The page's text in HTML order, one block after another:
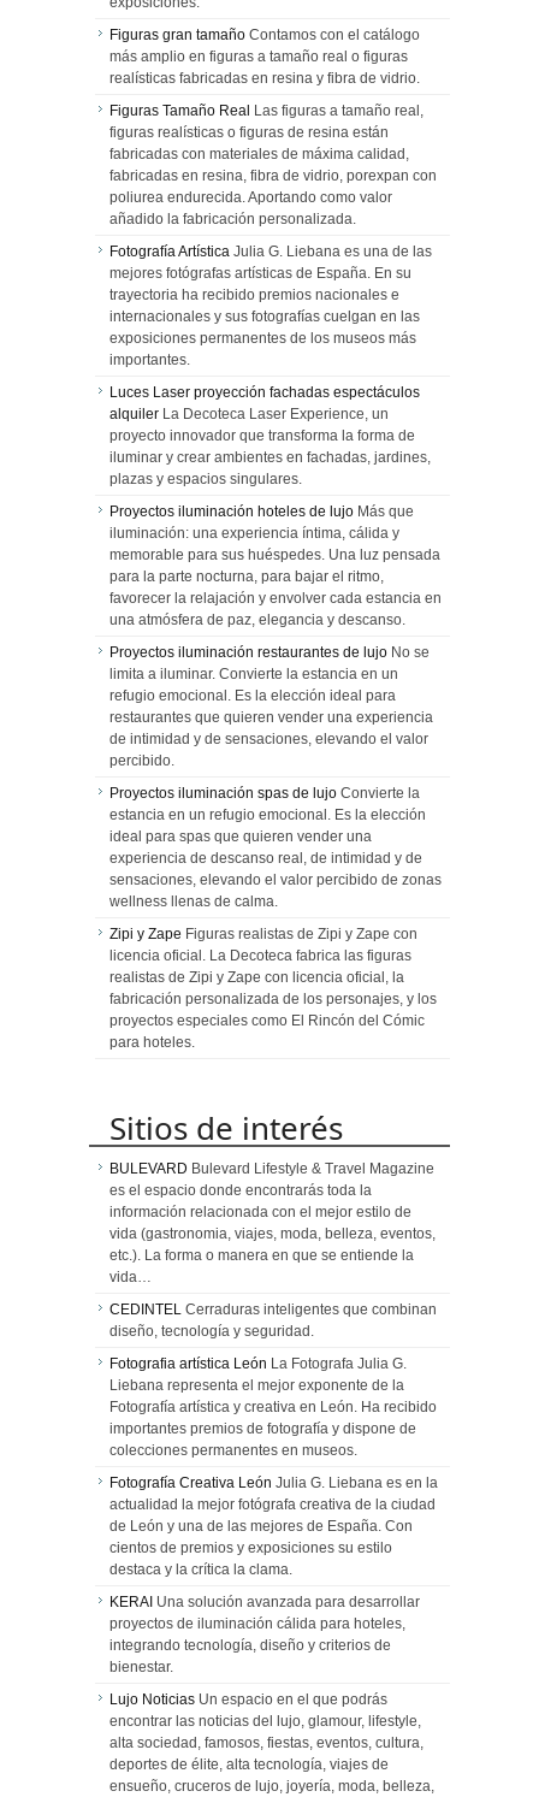
Figuras gran tamaño Contamos con el catálogo
más amplio en figuras a tamaño real o figuras
realísticas fabricadas en resina y fibra de vidrio.
Figuras Tamaño Real Las figuras a tamaño real,
figuras realísticas o figuras de resina están
fabricadas con materiales de máxima calidad,
fabricadas en resina, fibra de vidrio, porexpan con
poliurea endurecida. Aportando como valor
añadido la fabricación personalizada.
Fotografía Artística Julia G. Liebana es una de las
mejores fotógrafas artísticas de España. En su
trayectoria ha recibido premios nacionales e
internacionales y sus fotografías cuelgan en las
exposiciones permanentes de los museos más
importantes.
Luces Laser proyección fachadas espectáculos
alquiler La Decoteca Laser Experience, un
proyecto innovador que transforma la forma de
iluminar y crear ambientes en fachadas, jardines,
plazas y espacios singulares.
Proyectos iluminación hoteles de lujo Más que
iluminación: una experiencia íntima, cálida y
memorable para sus huéspedes. Una luz pensada
para la parte nocturna, para bajar el ritmo,
favorecer la relajación y envolver cada estancia en
una atmósfera de paz, elegancia y descanso.
Proyectos iluminación restaurantes de lujo No se
limita a iluminar. Convierte la estancia en un
refugio emocional. Es la elección ideal para
restaurantes que quieren vender una experiencia
de intimidad y de sensaciones, elevando el valor
percibido.
Proyectos iluminación spas de lujo Convierte la
estancia en un refugio emocional. Es la elección
ideal para spas que quieren vender una
experiencia de descanso real, de intimidad y de
sensaciones, elevando el valor percibido de zonas
wellness llenas de calma.
Zipi y Zape Figuras realistas de Zipi y Zape con
licencia oficial. La Decoteca fabrica las figuras
realistas de Zipi y Zape con licencia oficial, la
fabricación personalizada de los personajes, y los
proyectos especiales como El Rincón del Cómic
para hoteles.
Sitios de interés
BULEVARD Bulevard Lifestyle & Travel Magazine
es el espacio donde encontrarás toda la
información relacionada con el mejor estilo de
vida (gastronomia, viajes, moda, belleza, eventos,
etc.). La forma o manera en que se entiende la
vida…
CEDINTEL Cerraduras inteligentes que combinan
diseño, tecnología y seguridad.
Fotografia artística León La Fotografa Julia G.
Liebana representa el mejor exponente de la
Fotografía artística y creativa en León. Ha recibido
importantes premios de fotografía y dispone de
colecciones permanentes en museos.
Fotografía Creativa León Julia G. Liebana es en la
actualidad la mejor fotógrafa creativa de la ciudad
de León y una de las mejores de España. Con
cientos de premios y exposiciones su estilo
destaca y la crítica la clama.
KERAI Una solución avanzada para desarrollar
proyectos de iluminación cálida para hoteles,
integrando tecnología, diseño y criterios de
bienestar.
Lujo Noticias Un espacio en el que podrás
encontrar las noticias del lujo, glamour, lifestyle,
alta sociedad, famosos, fiestas, eventos, cultura,
deportes de élite, alta tecnología, viajes de
ensueño, cruceros de lujo, joyería, moda, belleza,